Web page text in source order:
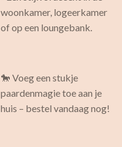
woonkamer, logeerkamer
of op een loungebank.
🐎 Voeg een stukje
paardenmagie toe aan je
huis – bestel vandaag nog!